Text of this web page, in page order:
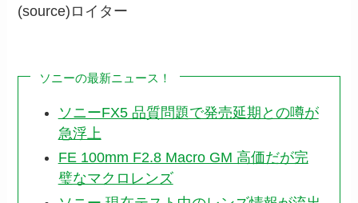
(source)ロイター
ソニーの最新ニュース！
ソニーFX5 品質問題で発売延期との噂が
急浮上
FE 100mm F2.8 Macro GM 高価だが完
璧なマクロレンズ